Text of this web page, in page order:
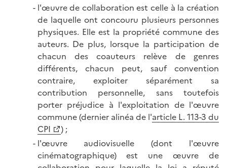
l'œuvre de collaboration est celle à la création
de laquelle ont concouru plusieurs personnes
physiques. Elle est la propriété commune des
auteurs. De plus, lorsque la participation de
chacun des coauteurs relève de genres
différents, chacun peut, sauf convention
contraire, exploiter séparément sa
contribution personnelle, sans toutefois
porter préjudice à l'exploitation de l'œuvre
commune (dernier alinéa de l'article L. 113-3 du
CPI
) ;
l'œuvre audiovisuelle (dont l'œuvre
cinématographique) est une œuvre de